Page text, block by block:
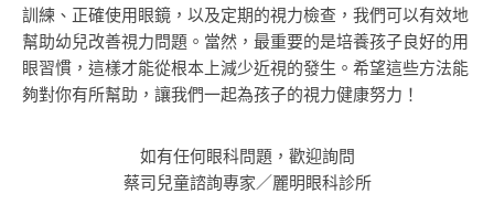
訓練、正確使用眼鏡，以及定期的視力檢查，我們可以有效地
幫助幼兒改善視力問題。當然，最重要的是培養孩子良好的用
眼習慣，這樣才能從根本上減少近視的發生。希望這些方法能
夠對你有所幫助，讓我們一起為孩子的視力健康努力！
如有任何眼科問題，歡迎詢問
蔡司兒童諮詢專家／麗明眼科診所